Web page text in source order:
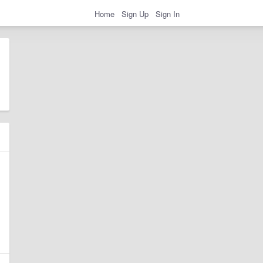
Home Sign Up Sign In